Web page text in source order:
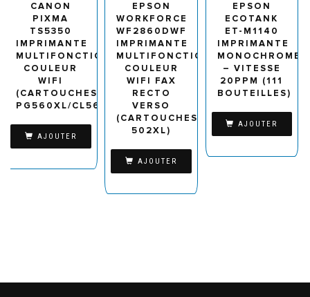
CANON
PIXMA
TS5350
IMPRIMANTE
MULTIFONCTION
COULEUR
WIFI
(CARTOUCHES
PG560XL/CL561XL)
AJOUTER
EPSON
WORKFORCE
WF2860DWF
IMPRIMANTE
MULTIFONCTION
COULEUR
WIFI FAX
RECTO
VERSO
(CARTOUCHES
502XL)
AJOUTER
EPSON
ECOTANK
ET-M1140
IMPRIMANTE
MONOCHROME
– VITESSE
20PPM (111
BOUTEILLES)
AJOUTER